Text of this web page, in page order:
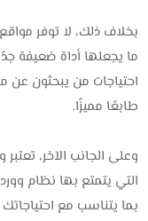
بخلاف ذلك، لا توفر
ما يجعلها أداة ضعيفة
احتياجات من يبحثون
طابعًا مميزًا.
وعلى الجانب الآخر،
التي يتمتع بها نظام
بما يتناسب مع